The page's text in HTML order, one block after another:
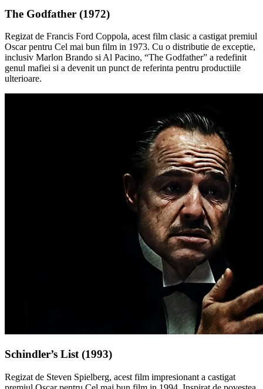
The Godfather (1972)
Regizat de Francis Ford Coppola, acest film clasic a castigat premiul
Oscar pentru Cel mai bun film in 1973. Cu o distributie de exceptie,
inclusiv Marlon Brando si Al Pacino, “The Godfather” a redefinit
genul mafiei si a devenit un punct de referinta pentru productiile
ulterioare.
Schindler’s List (1993)
Regizat de Steven Spielberg, acest film impresionant a castigat